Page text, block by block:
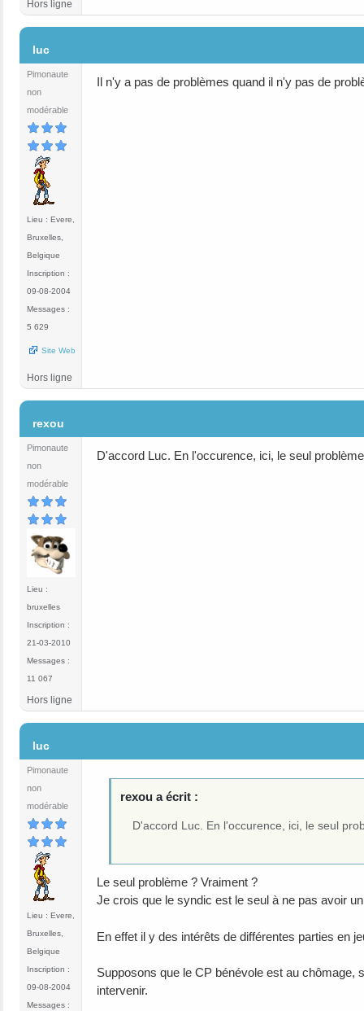
Hors ligne
luc
Pimonaute
non
modérable
Lieu : Evere,
Bruxelles,
Belgique
Inscription :
09-08-2004
Messages :
5 629
Site Web
Il n'y a pas de problèmes quand il n'y pas de
Hors ligne
rexou
Pimonaute
non
modérable
Lieu :
bruxelles
Inscription :
21-03-2010
Messages :
11 067
D'accord Luc. En l'occurence, ici, le seul
Hors ligne
luc
Pimonaute
non
modérable
Lieu : Evere,
Bruxelles,
Belgique
Inscription :
09-08-2004
Messages :
rexou a écrit :
D'accord Luc. En l'occurence, ici, le seul
Le seul problème ? Vraiment ?
Je crois que le syndic est le seul à ne pas avoir
En effet il y des intérêts de différentes parties en
Supposons que le CP bénévole est au
intervenir.